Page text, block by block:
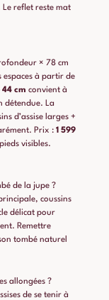
reflet reste mat
× 78 cm
espaces à partir de
44 cm convient à
détendue. La
d’assise larges +
Prix : 1 599
visibles.
de la jupe ?
coussins
délicat pour
Remettre
tombé naturel
allongées ?
de se tenir à